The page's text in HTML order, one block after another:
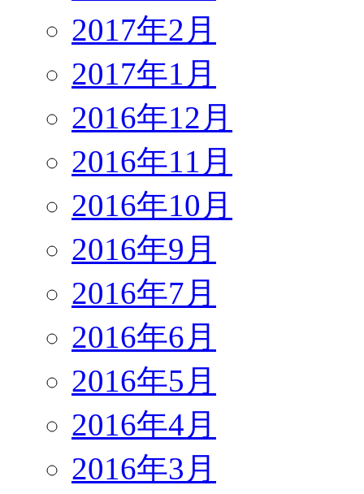
2017年2月
2017年1月
2016年12月
2016年11月
2016年10月
2016年9月
2016年7月
2016年6月
2016年5月
2016年4月
2016年3月